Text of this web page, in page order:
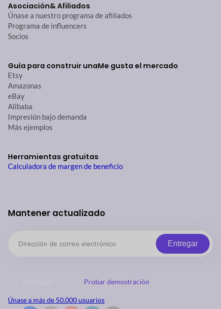
Asociación& Afiliados
Únase a nuestro programa de afiliados
Programa de influencers
Socios
Guía para construir unaMe gusta el mercado
Etsy
Amazonas
eBay
Alibaba
Impresión bajo demanda
Más ejemplos
Herramientas gratuitas
Calculadora de margen de beneficio
Mantener actualizado
Entregar
Probar demostración
Únase a más de 50.000 usuarios